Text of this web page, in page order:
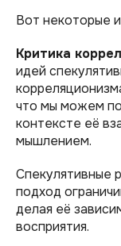
Вот некоторые
Критика
идей
что мы можем
контексте её
мышлением.
Спекулятивные
подход
делая её
восприятия.